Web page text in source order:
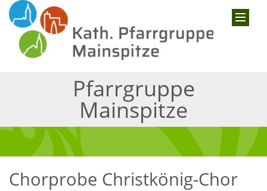
Pfarrgruppe
Mainspitze
Chorprobe Christkönig-Chor